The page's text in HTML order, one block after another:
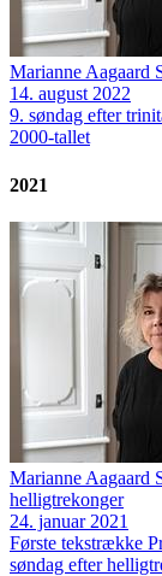
Marianne Aagaard
14. august 2022
9. søndag efter
2000-tallet
2021
Marianne Aagaard
helligtrekonger
24. januar 2021
Første tekstrække
søndag efter